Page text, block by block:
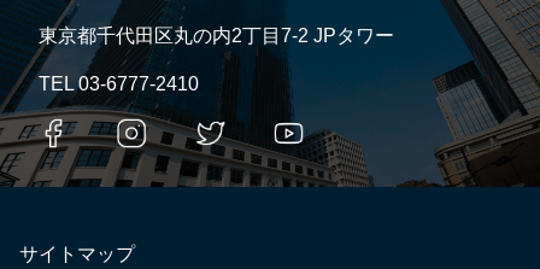
東京都千代田区丸の内2丁目7-2 JPタワー
TEL 03-6777-2410
サイトマップ